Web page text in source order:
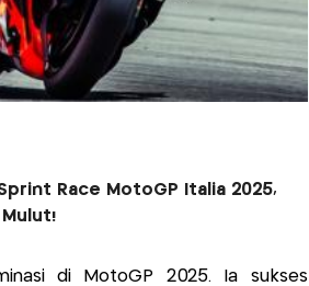
Race MotoGP Italia 2025,
di MotoGP 2025. Ia sukses